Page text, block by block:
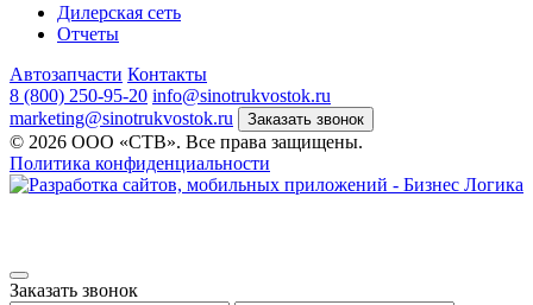
Дилерская сеть
Отчеты
Автозапчасти Контакты
8 (800) 250-95-20 info@sinotrukvostok.ru
marketing@sinotrukvostok.ru
Заказать звонок
© 2026 ООО «СТВ». Все права защищены.
Политика конфиденциальности
Заказать звонок